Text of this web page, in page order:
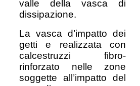
valle della vasca di
dissipazione.
La vasca d’impatto dei
getti e realizzata con
calcestruzzi fibro-
rinforzato nelle zone
soggette all’impatto del